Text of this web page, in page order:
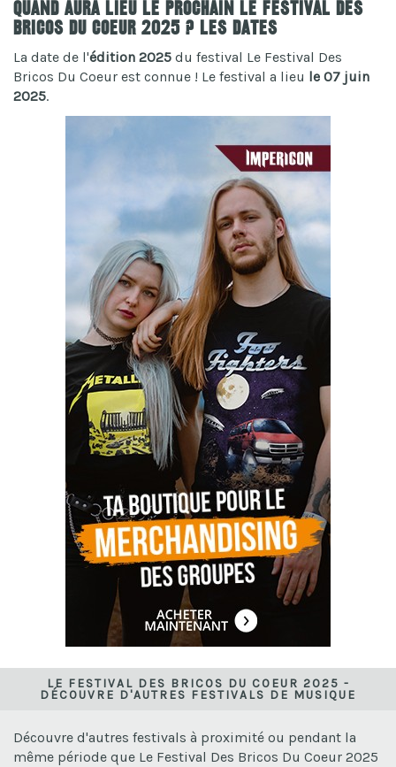
Quand aura lieu le prochain Le Festival Des
Bricos Du Coeur 2025 ? Les dates
La date de l'édition 2025 du festival Le Festival Des
Bricos Du Coeur est connue ! Le festival a lieu le 07 juin
2025.
LE FESTIVAL DES BRICOS DU COEUR 2025 -
DÉCOUVRE D'AUTRES FESTIVALS DE MUSIQUE
Découvre d'autres festivals à proximité ou pendant la
même période que Le Festival Des Bricos Du Coeur 2025